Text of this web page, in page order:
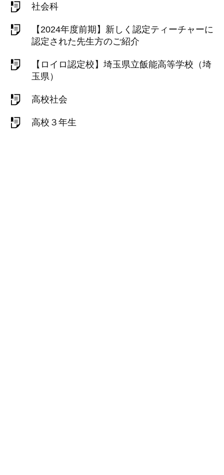
社会科
【2024年度前期】新しく認定ティーチャーに
認定された先生方のご紹介
【ロイロ認定校】埼玉県立飯能高等学校（埼
玉県）
高校社会
高校３年生